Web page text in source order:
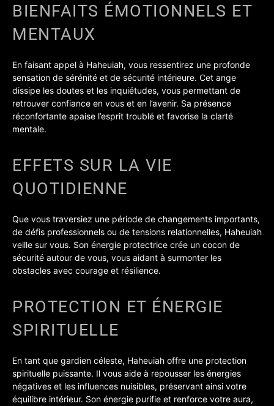
BIENFAITS ÉMOTIONNELS ET
MENTAUX
En faisant appel à Haheuiah, vous ressentirez une profonde
sensation de sérénité et de sécurité intérieure. Cet ange
dissipe les doutes et les inquiétudes, vous permettant de
retrouver confiance en vous et en l’avenir. Sa présence
réconfortante apaise l’esprit troublé et favorise la clarté
mentale.
EFFETS SUR LA VIE
QUOTIDIENNE
Que vous traversiez une période de changements importants,
de défis professionnels ou de tensions relationnelles, Haheuiah
veille sur vous. Son énergie protectrice crée un cocon de
sécurité autour de vous, vous aidant à surmonter les
obstacles avec courage et résilience.
PROTECTION ET ÉNERGIE
SPIRITUELLE
En tant que gardien céleste, Haheuiah offre une protection
spirituelle puissante. Il vous aide à repousser les énergies
négatives et les influences nuisibles, préservant ainsi votre
équilibre intérieur. Son énergie purifie et renforce votre aura,